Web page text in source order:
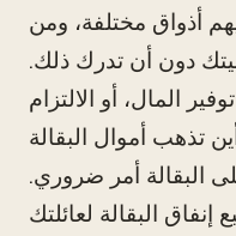
أذواق مختلفة، ومن
دون أن تدرك ذلك.
المال، أو الالتزام
تذهب أموال البقالة
البقالة أمر ضروري.
البقالة لعائلتك